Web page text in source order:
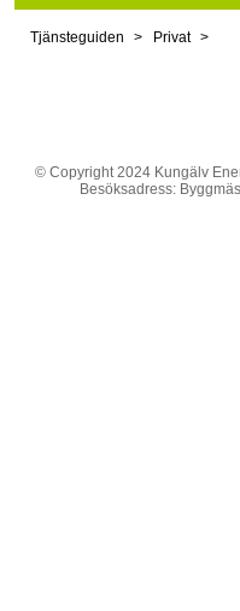
Tjänsteguiden Privat
© Copyright 2024 Kungälv
Besöksadress: